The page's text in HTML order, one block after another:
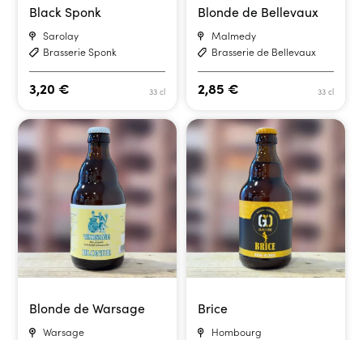
Black Sponk
Sarolay
Brasserie Sponk
33 cl
3,20€
Blonde de Bellevaux
Malmedy
Brasserie de Bellevaux
33 cl
2,85 €
Blonde de Warsage
Warsage
Brice
Hombourg